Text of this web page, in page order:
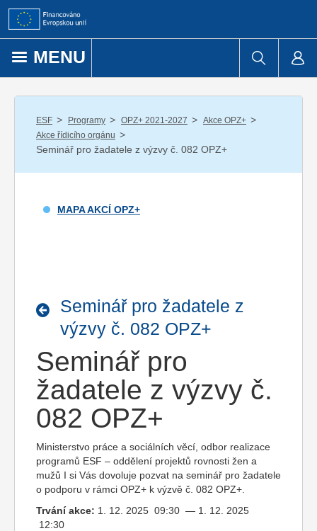
Přejít k obsahu
MENU
ESF / Programy / OPZ+ 2021-2027 / Akce OPZ+ /
Akce řídicího orgánu /
Seminář pro žadatele z výzvy č. 082 OPZ+
MAPA AKCÍ OPZ+
Seminář pro žadatele z
výzvy č. 082 OPZ+
Seminář pro
žadatele z výzvy č.
082 OPZ+
Ministerstvo práce a sociálních věcí, odbor realizace
programů ESF – oddělení projektů rovnosti žen a
mužů I si Vás dovoluje pozvat na seminář pro žadatele
o podporu v rámci OPZ+ k výzvě č. 082 OPZ+.
Trvání akce: 1. 12. 2025 09:30 — 1. 12. 2025
12:30